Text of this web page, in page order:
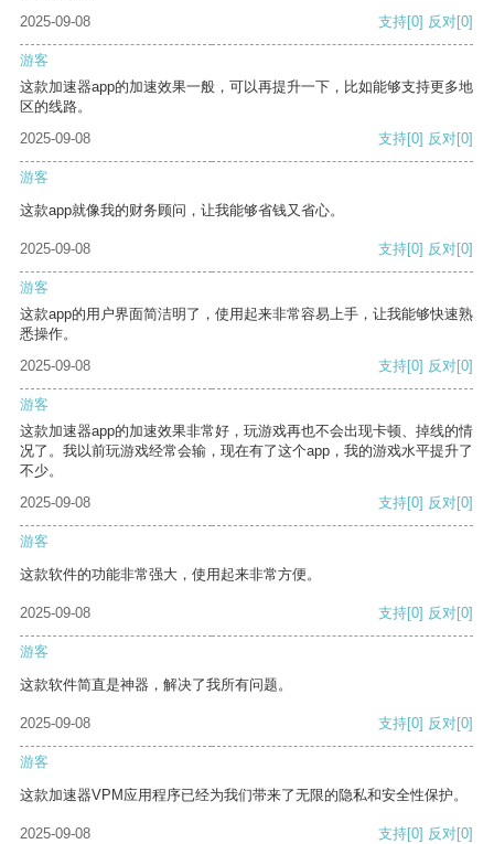
2025-09-08
支持[0] 反对[0]
游客
这款加速器app的加速效果一般，可以再提升一下，比如能够支持更多地
区的线路。
2025-09-08
支持[0] 反对[0]
游客
这款app就像我的财务顾问，让我能够省钱又省心。
2025-09-08 支持[0] 反对[0]
游客
这款app的用户界面简洁明了，使用起来非常容易上手，让我能够快速熟
悉操作。
2025-09-08
支持[0] 反对[0]
游客
这款加速器app的加速效果非常好，玩游戏再也不会出现卡顿、掉线的情
况了。我以前玩游戏经常会输，现在有了这个app，我的游戏水平提升了
不少。
2025-09-08
支持[0] 反对[0]
游客
这款软件的功能非常强大，使用起来非常方便。
2025-09-08 支持[0] 反对[0]
游客
这款软件简直是神器，解决了我所有问题。
2025-09-08 支持[0] 反对[0]
游客
这款加速器VPM应用程序已经为我们带来了无限的隐私和安全性保护。
2025-09-08 支持[0] 反对[0]